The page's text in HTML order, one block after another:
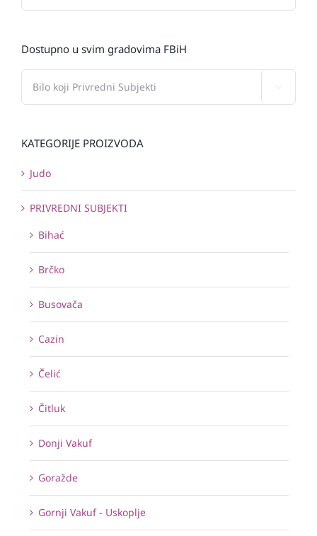
Dostupno u svim gradovima FBiH
KATEGORIJE PROIZVODA
Judo
PRIVREDNI SUBJEKTI
Bihać
Brčko
Busovača
Cazin
Čelić
Čitluk
Donji Vakuf
Goražde
Gornji Vakuf - Uskoplje